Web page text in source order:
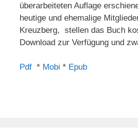
überarbeiteten Auflage
heutige und ehemalige
Kreuzberg, stellen das Buch
Download zur Verfügung und
Pdf * Mobi * Epub